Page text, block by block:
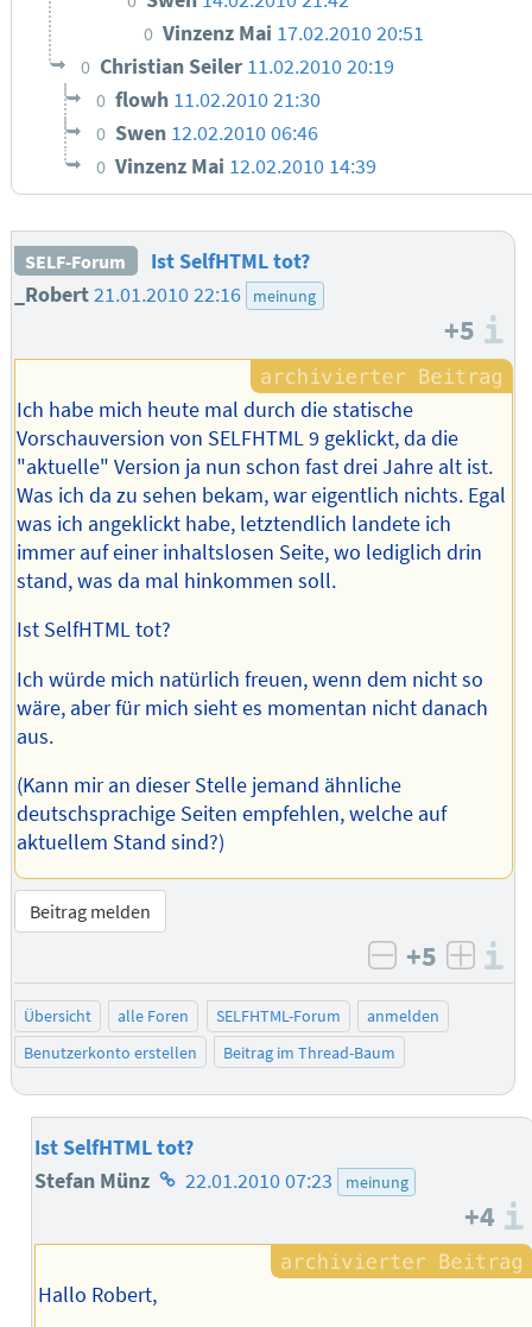
0 Vinzenz Mai 17.02.2010 20:51
0 Christian Seiler 11.02.2010 20:19
0 flowh 11.02.2010 21:30
0 Swen 12.02.2010 06:46
0 Vinzenz Mai 12.02.2010 14:39
SELF-Forum
Ist SelfHTML tot?
_Robert21.01.2010 22:16 meinung
+5
Ich habe mich heute mal durch die statische
Vorschauversion von SELFHTML 9 geklickt, da die
"aktuelle" Version ja nun schon fast drei Jahre alt ist.
Was ich da zu sehen bekam, war eigentlich nichts. Egal
was ich angeklickt habe, letztendlich landete ich
immer auf einer inhaltslosen Seite, wo lediglich drin
stand, was da mal hinkommen soll.
Ist SelfHTML tot?
Ich würde mich natürlich freuen, wenn dem nicht so
wäre, aber für mich sieht es momentan nicht danach
aus.
(Kann mir an dieser Stelle jemand ähnliche
deutschsprachige Seiten empfehlen, welche auf
aktuellem Stand sind?)
Beitrag melden
negativ
+5
Übersicht alle Foren SELFHTML-Forum
anmelden
Benutzerkonto erstellen
Beitrag im Thread-Baum
Ist SelfHTML tot?
Stefan Münz Homepage
Autors
22.01.2010 07:23 meinung
+4
Hallo Robert,